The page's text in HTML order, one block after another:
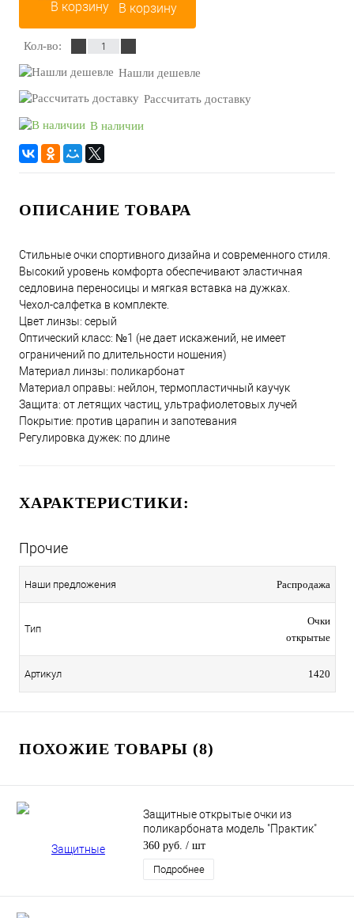
В корзину
Кол-во:
Нашли дешевле
Рассчитать доставку
В наличии
ОПИСАНИЕ ТОВАРА
Стильные очки спортивного дизайна и современного стиля.
Высокий уровень комфорта обеспечивают эластичная
седловина переносицы и мягкая вставка на дужках.
Чехол-салфетка в комплекте.
Цвет линзы: серый
Оптический класс: №1 (не дает искажений, не имеет
ограничений по длительности ношения)
Материал линзы: поликарбонат
Материал оправы: нейлон, термопластичный каучук
Защита: от летящих частиц, ультрафиолетовых лучей
Покрытие: против царапин и запотевания
Регулировка дужек: по длине
ХАРАКТЕРИСТИКИ:
Прочие
Наши предложения Распродажа
Тип
Очки
открытые
Артикул 1420
ПОХОЖИЕ ТОВАРЫ (8)
Защитные открытые очки из
поликарбоната модель "Практик"
прозрачные, с твердым
двухсторонним незапотевающим
покрытием ОЧК301KN
360 руб. / шт
Подробнее